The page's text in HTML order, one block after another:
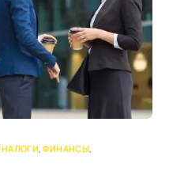
НАЛОГИ,ФИНАНСЫ,